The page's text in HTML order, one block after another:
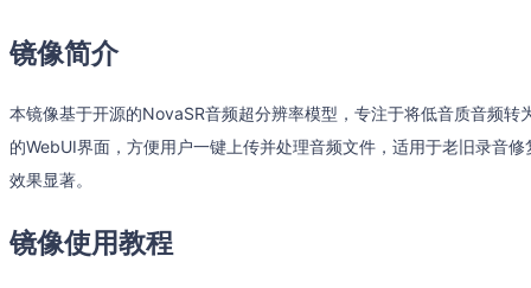
镜像简介
本镜像基于开源的NovaSR音频超分辨率模型，专注于将低音质音频
的WebUI界面，方便用户一键上传并处理音频文件，适用于老旧录音
效果显著。
镜像使用教程